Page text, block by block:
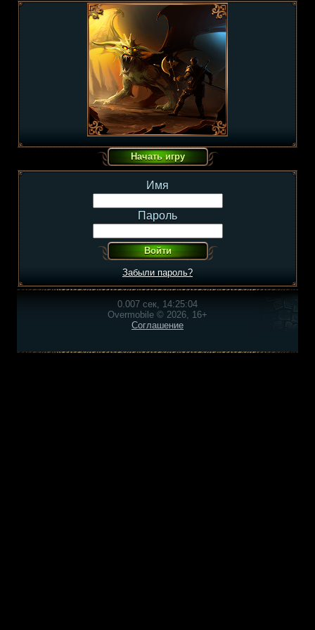
Имя
Пароль
Забыли пароль?
0.007 сек, 14:25:04
Overmobile © 2026, 16+
Соглашение